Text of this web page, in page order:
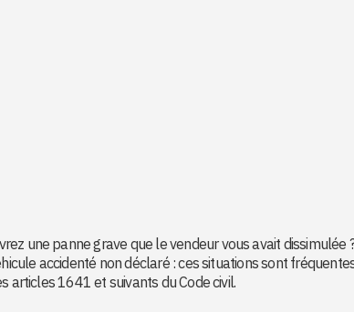
une panne grave que le vendeur vous avait dissimulée
accidenté non déclaré : ces situations sont
articles 1641 et suivants du Code civil.